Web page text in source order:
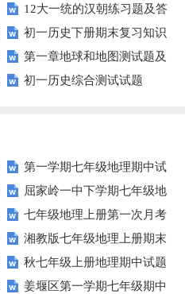
单元检测题及答案
12大一统的汉朝练习题及答
案 初一历史下册期末复习知识
点 第一章地球和地图测试题及
答案初一历史综合测试试题
第一学期七年级地理期中试
题 屈家岭一中下学期七年级地
理期中试题
七年级地理上册第一次月考
试题湘教版七年级地理上册期末
试卷(2)
秋七年级上册地理期中试题
姜堰区第一学期七年级期中